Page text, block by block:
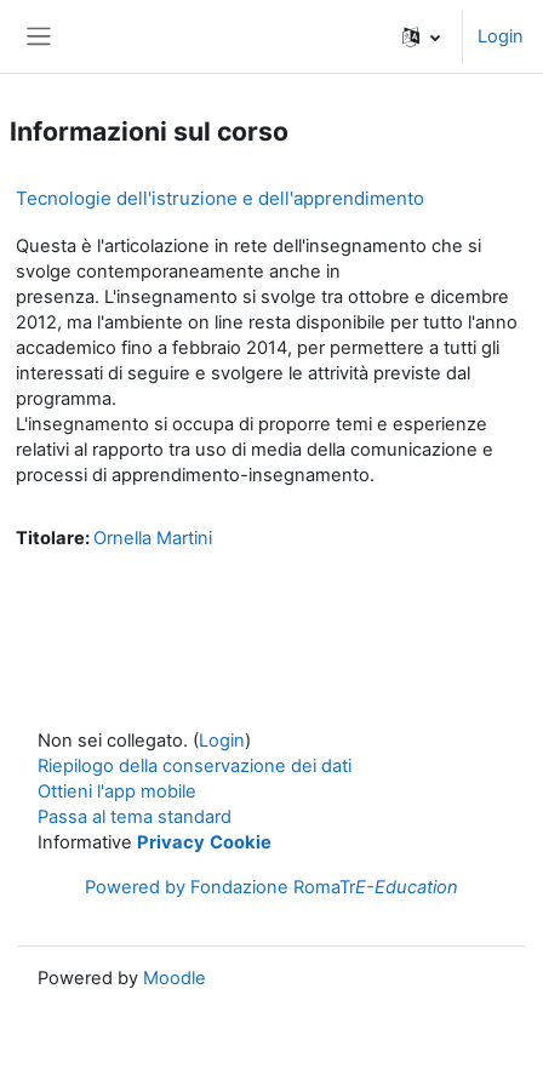
Login
Informazioni sul corso
Tecnologie dell'istruzione e dell'apprendimento
Questa è l'articolazione in rete dell'insegnamento che si
svolge contemporaneamente anche in
presenza. L'insegnamento si svolge tra ottobre e dicembre
2012, ma l'ambiente on line resta disponibile per tutto l'anno
accademico fino a febbraio 2014, per permettere a tutti gli
interessati di seguire e svolgere le attrività previste dal
programma.
L'insegnamento si occupa di proporre temi e esperienze
relativi al rapporto tra uso di media della comunicazione e
processi di apprendimento-insegnamento.
Titolare:Ornella Martini
Non sei collegato. (Login)
Riepilogo della conservazione dei dati
Ottieni l'app mobile
Passa al tema standard
Informative Privacy Cookie
Powered by Fondazione RomaTrE-Education
Powered by Moodle